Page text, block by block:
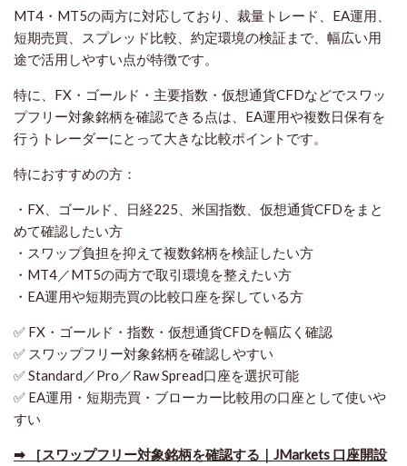
MT4・MT5の両方に対応しており、裁量トレード、EA運用、
短期売買、スプレッド比較、約定環境の検証まで、幅広い用
途で活用しやすい点が特徴です。
特に、FX・ゴールド・主要指数・仮想通貨CFDなどでスワッ
プフリー対象銘柄を確認できる点は、EA運用や複数日保有を
行うトレーダーにとって大きな比較ポイントです。
特におすすめの方：
・FX、ゴールド、日経225、米国指数、仮想通貨CFDをまと
めて確認したい方
・スワップ負担を抑えて複数銘柄を検証したい方
・MT4／MT5の両方で取引環境を整えたい方
・EA運用や短期売買の比較口座を探している方
✅ FX・ゴールド・指数・仮想通貨CFDを幅広く確認
✅ スワップフリー対象銘柄を確認しやすい
✅ Standard／Pro／Raw Spread口座を選択可能
✅ EA運用・短期売買・ブローカー比較用の口座として使いや
すい
➡ ［スワップフリー対象銘柄を確認する｜JMarkets 口座開設